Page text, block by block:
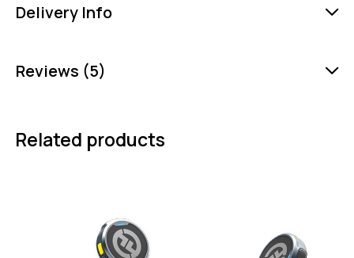
Delivery Info
Reviews (5)
Related products